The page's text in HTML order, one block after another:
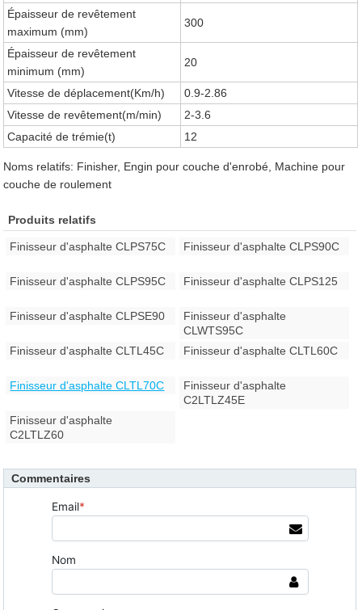
Épaisseur de revêtement
maximum (mm)
300
Épaisseur de revêtement
minimum (mm)
20
Vitesse de déplacement(Km/h)
0.9-2.86
Vitesse de revêtement(m/min)
2-3.6
Capacité de trémie(t)
12
Noms relatifs: Finisher, Engin pour couche d'enrobé, Machine pour
couche de roulement
Produits relatifs
Finisseur d'asphalte CLPS75C Finisseur d'asphalte CLPS90C
Finisseur d'asphalte CLPS95C Finisseur d'asphalte CLPS125
Finisseur d'asphalte CLPSE90
Finisseur d'asphalte
CLWTS95C
Finisseur d'asphalte CLTL45C
Finisseur d'asphalte CLTL60C
Finisseur d'asphalte CLTL70C
Finisseur d'asphalte
C2LTLZ45E
Finisseur d'asphalte
C2LTLZ60
Commentaires